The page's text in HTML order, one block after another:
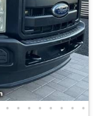
• • • • • • • •